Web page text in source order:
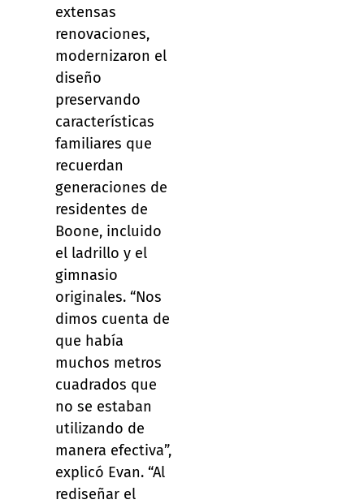
extensas
renovaciones,
modernizaron el
diseño
preservando
características
familiares que
recuerdan
generaciones de
residentes de
Boone, incluido
el ladrillo y el
gimnasio
originales. “Nos
dimos cuenta de
que había
muchos metros
cuadrados que
no se estaban
utilizando de
manera efectiva”,
explicó Evan. “Al
rediseñar el